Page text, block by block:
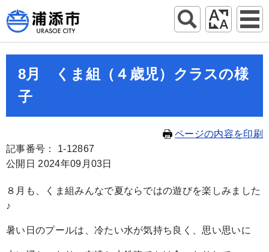
8月 くま組（４歳児）クラスの様
子
ページの内容を印刷
記事番号： 1-12867
公開日 2024年09月03日
８月も、くま組みんなで夏ならではの遊びを楽しみました
♪
暑い日のプールは、冷たい水が気持ち良く、思い思いに